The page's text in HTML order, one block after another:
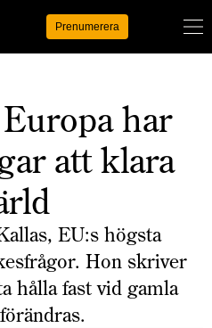
Prenumerera
har
att klara
EU:s högsta
Hon skriver
hålla fast vid gamla